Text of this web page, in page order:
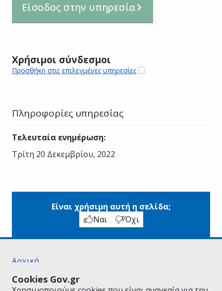
Cookies Gov.gr
Είσοδος στην υπηρεσία
Χρήσιμοι σύνδεσμοι
Προσθήκη στις επιλεγμένες υπηρεσίες
Πληροφορίες υπηρεσίας
Τελευταία ενημέρωση:
Τρίτη 20 Δεκεμβρίου, 2022
Είναι χρήσιμη αυτή η σελίδα;
Ναι
Όχι
Αρχική
Όροι Χρήσης